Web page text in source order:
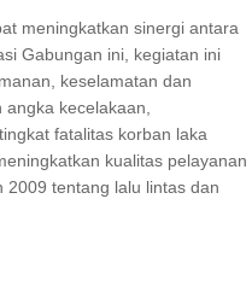
meningkatkan sinergi antara
Gabungan ini, kegiatan ini
keselamatan dan
kecelakaan,
fatalitas korban laka
kualitas pelayanan
tentang lalu lintas dan